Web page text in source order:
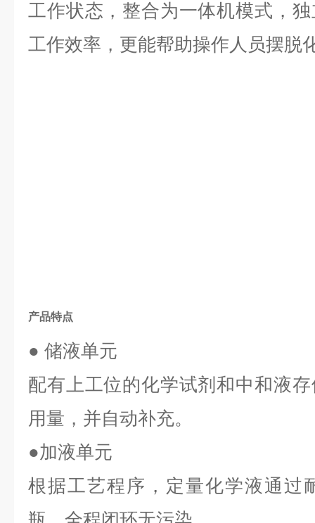
工作状态，整合为一体机模式，
工作效率，更能帮助操作人员摆脱
产品特点
● 储液单元
配有上工位的化学试剂和中和液
用量，并自动补充。
●加液单元
根据工艺程序，定量化学液通过